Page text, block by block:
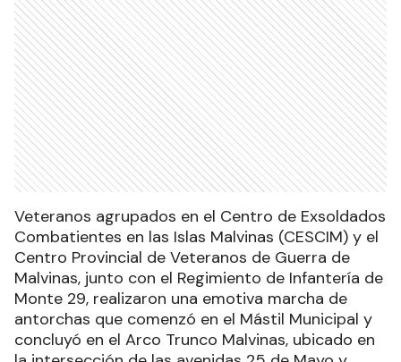
Veteranos agrupados en el Centro de Exsoldados
Combatientes en las Islas Malvinas (CESCIM) y el
Centro Provincial de Veteranos de Guerra de
Malvinas, junto con el Regimiento de Infantería de
Monte 29, realizaron una emotiva marcha de
antorchas que comenzó en el Mástil Municipal y
concluyó en el Arco Trunco Malvinas, ubicado en